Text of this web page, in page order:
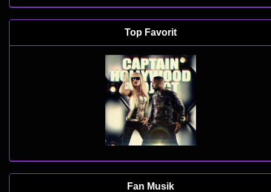
Top Favorit
Fan Musik